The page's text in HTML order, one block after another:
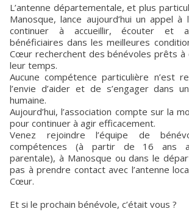
L’antenne départementale, et plus particulièrement celle de
Manosque, lance aujourd’hui un appel
continuer à accueillir, écouter et
bénéficiaires dans les meilleures
Cœur recherchent des bénévoles prêts à
leur temps.
Aucune compétence particulière n’est
l’envie d’aider et de s’engager dans
humaine.
Aujourd’hui, l’association compte sur la
pour continuer à agir efficacement.
Venez rejoindre l’équipe de
compétences (à partir de 16 ans
parentale), à Manosque ou dans le
pas à prendre contact avec l’antenne
Cœur.
Et si le prochain bénévole, c’était vous ?